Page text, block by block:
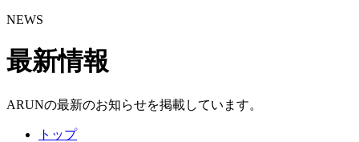
NEWS
最新情報
ARUNの最新のお知らせを掲載しています。
トップ